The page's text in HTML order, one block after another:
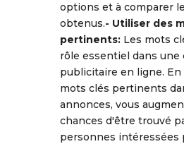
options et à comparer
obtenus.- Utiliser des
pertinents: Les mots
rôle essentiel dans une
publicitaire en ligne.
mots clés pertinents
annonces, vous
chances d'être trouvé
personnes intéressées